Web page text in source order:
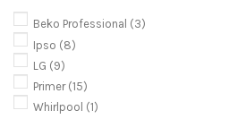
Beko Professional (3)
Ipso (8)
LG (9)
Primer (15)
Whirlpool (1)